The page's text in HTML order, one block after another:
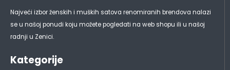
Najveći izbor ženskih i muških satova renomiranih brendova nalazi
se u našoj ponudi koju možete pogledati na web shopu ili u našoj
radnji u Zenici.
Kategorije